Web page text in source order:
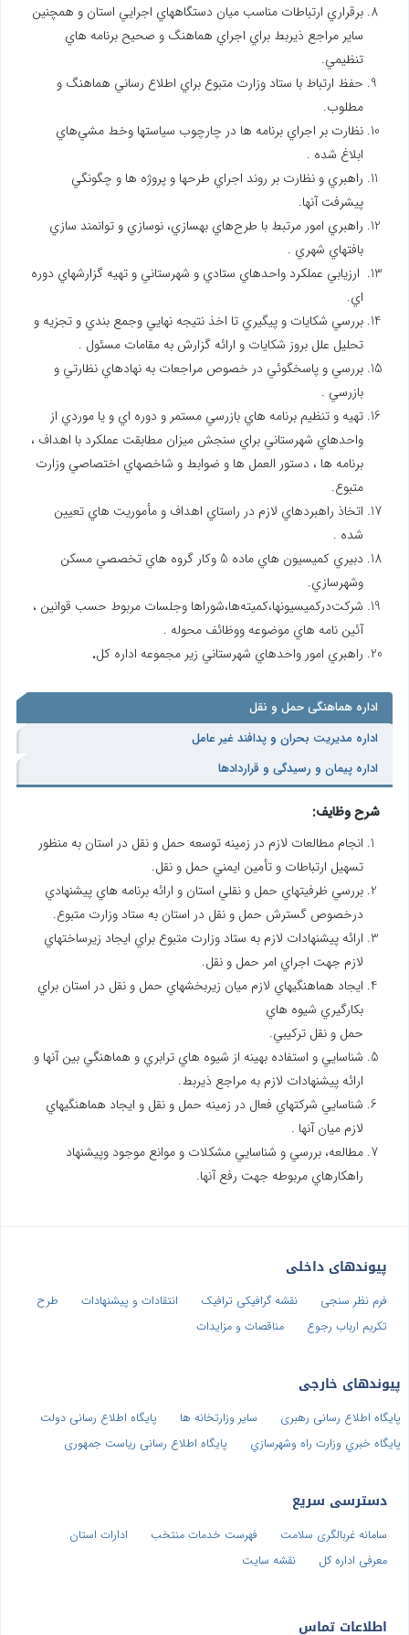
برقراري ارتباطات مناسب ميان دستگاههاي اجرايي استان و همچنين
ساير مراجع ذيربط براي اجراي هماهنگ و صحيح برنامه هاي
تنظيمي.
حفظ ارتباط با ستاد وزارت متبوع براي اطلاع رساني هماهنگ و
مطلوب.
نظارت بر اجراي برنامه ها در چارچوب سياستها وخط مشي‌هاي
ابلاغ شده .
راهبري و نظارت بر روند اجراي طرحها و پروژه ها و چگونگي
پيشرفت آنها.
راهبري امور مرتبط با طرح‌هاي بهسازي، نوسازي و توانمند سازي
بافتهاي شهري .
ارزيابي عملكرد واحدهاي ستادي و شهرستاني و تهيه گزارشهاي دوره
اي.
بررسي شكايات و پيگيري تا اخذ نتيجه نهايي وجمع بندي و تجزيه و
تحليل علل بروز شكايات و ارائه گزارش به مقامات مسئول .
بررسي و پاسخگوئي در خصوص مراجعات به نهادهاي نظارتي و
بازرسي .
تهيه و تنظيم برنامه هاي بازرسي مستمر و دوره اي و يا موردي از
واحدهاي شهرستاني براي سنجش ميزان مطابقت عملكرد با اهداف ،
برنامه ها ، دستور العمل ها و ضوابط و شاخصهاي اختصاصي وزارت
متبوع.
اتخاذ راهبردهاي لازم در راستاي اهداف و مأموريت هاي تعيين
شده .
دبيري كميسيون هاي ماده 5 وكار گروه هاي تخصصي مسكن
وشهرسازي.
شركت‌در‌كميسيونها،كميته‌ها،شوراها وجلسات مربوط حسب قوانين ،
آئين نامه هاي موضوعه ووظائف محوله .
راهبري امور واحدهاي شهرستاني زير مجموعه اداره كل.
اداره هماهنگی حمل و نقل
اداره مدیریت بحران و پدافند غیر عامل
اداره پیمان و رسیدگی و قراردادها
شرح وظایف:
انجام مطالعات لازم در زمينه توسعه حمل و نقل در استان به منظور
تسهيل ارتباطات و تأمين ايمني حمل و نقل.
بررسي ظرفيتهاي حمل و نقلي استان و ارائه برنامه هاي پيشنهادي
درخصوص گسترش حمل و نقل در استان به ستاد وزارت متبوع.
ارائه پيشنهادات لازم به ستاد وزارت متبوع براي ايجاد زيرساختهاي
لازم جهت اجراي امر حمل و نقل.
ايجاد هماهنگيهاي لازم ميان زيربخشهاي حمل و نقل در استان براي
بكارگيري شيوه هاي
حمل و نقل تركيبي.
شناسايي و استفاده بهينه از شيوه هاي ترابري و هماهنگي بين آنها و
ارائه پيشنهادات لازم به مراجع ذيربط.
شناسايي شركتهاي فعال در زمينه حمل و نقل و ايجاد هماهنگيهاي
لازم ميان آنها .
مطالعه، بررسي و شناسايي مشكلات و موانع موجود وپيشنهاد
راهكارهاي مربوطه جهت رفع آنها.
پیوندهای داخلی
فرم نظر سنجی نقشه گرافیکی ترافیک انتقادات و پیشنهادات
طرح
تکریم ارباب رجوع
مناقصات و مزایدات
پیوندهای خارجی
پایگاه اطلاع رسانی رهبری سایر وزارتخانه ها
پایگاه اطلاع رسانی دولت
پايگاه خبري وزارت راه وشهرسازي
پایگاه اطلاع رسانی ریاست جمهوری
دسترسی سریع
سامانه غربالگری سلامت فهرست خدمات منتخب
ادارات استان
معرفی اداره کل
نقشه سایت
اطلاعات تماس